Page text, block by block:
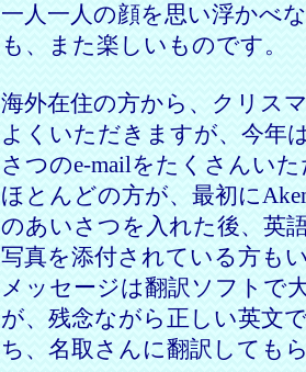
一人一人の顔を思い浮かべ
も、また楽しいものです。
海外在住の方から、クリス
よくいただきますが、今年
さつのe-mailをたくさんい
ほとんどの方が、最初に
のあいさつを入れた後、英
写真を添付されている方も
メッセージは翻訳ソフトで
が、残念ながら正しい英文
ち、名取さんに翻訳しても